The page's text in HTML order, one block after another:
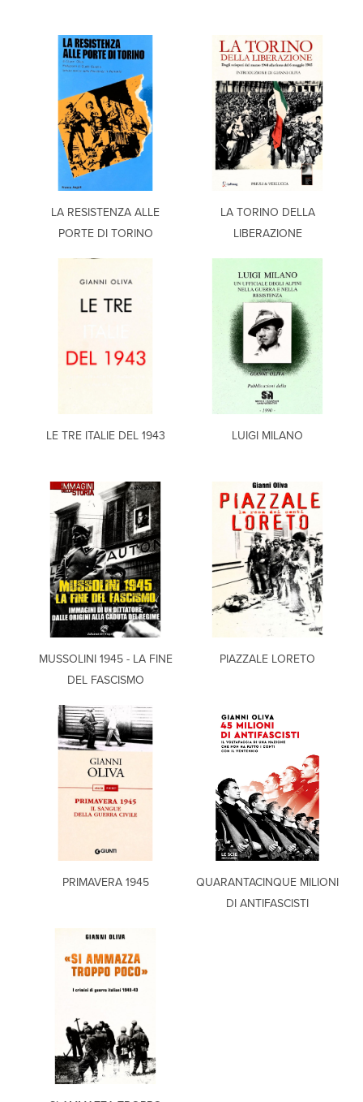
LA RESISTENZA ALLE
PORTE DI TORINO
LA TORINO DELLA
LIBERAZIONE
LE TRE ITALIE DEL 1943 LUIGI MILANO
MUSSOLINI 1945 - LA FINE
DEL FASCISMO
PIAZZALE LORETO
PRIMAVERA 1945
QUARANTACINQUE MILIONI
DI ANTIFASCISTI